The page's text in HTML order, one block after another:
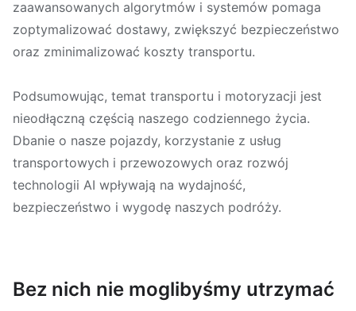
zaawansowanych algorytmów i systemów pomaga
zoptymalizować dostawy, zwiększyć bezpieczeństwo
oraz zminimalizować koszty transportu.
Podsumowując, temat transportu i motoryzacji jest
nieodłączną częścią naszego codziennego życia.
Dbanie o nasze pojazdy, korzystanie z usług
transportowych i przewozowych oraz rozwój
technologii AI wpływają na wydajność,
bezpieczeństwo i wygodę naszych podróży.
Bez nich nie moglibyśmy utrzymać